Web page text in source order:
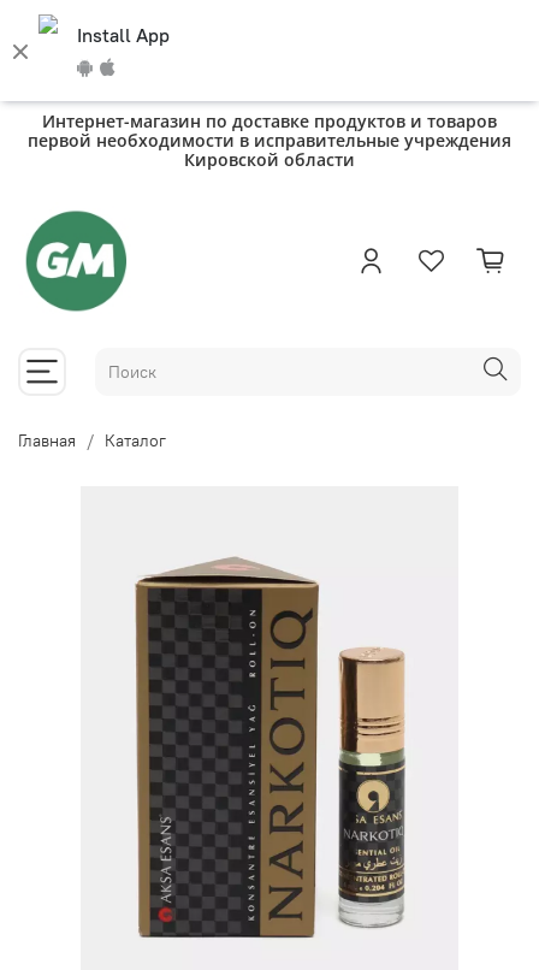
Install App
Интернет-магазин по доставке продуктов и товаров
первой необходимости в исправительные учреждения
Кировской области
Главная Каталог